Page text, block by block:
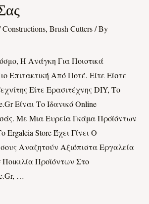
Constructions, Brush Cutters/ By
Η Ανάγκη Για Ποιοτικά
Επιτακτική Από Ποτέ. Είτε Είστε
Είτε Ερασιτέχνης DIY, Το
Είναι Το Ιδανικό Online
Με Μια Ευρεία Γκάμα Προϊόντων
Store Έχει Γίνει Ο
Αναζητούν Αξιόπιστα Εργαλεία
Προϊόντων Στο
…